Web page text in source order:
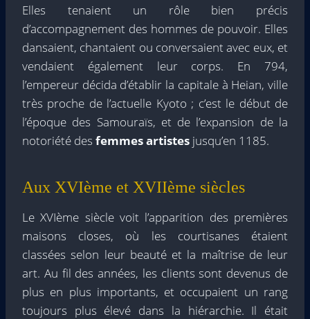
Elles tenaient un rôle bien précis
d’accompagnement des hommes de pouvoir. Elles
dansaient, chantaient ou conversaient avec eux, et
vendaient également leur corps. En 794,
l’empereur décida d’établir la capitale à Heian, ville
très proche de l’actuelle Kyoto ; c’est le début de
l’époque des Samouraïs, et de l’expansion de la
notoriété des femmes artistes jusqu’en 1185.
Aux XVIème et XVIIème siècles
Le XVIème siècle voit l’apparition des premières
maisons closes, où les courtisanes étaient
classées selon leur beauté et la maîtrise de leur
art. Au fil des années, les clients sont devenus de
plus en plus importants, et occupaient un rang
toujours plus élevé dans la hiérarchie. Il était